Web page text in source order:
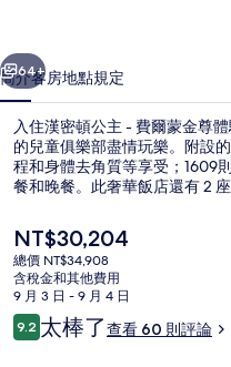
爾
蒙
金
尊
驗
飯
店
的
個 下一個
64+
簡介客房地點規定
入住漢密頓公主 - 費爾蒙金尊
的兒童俱樂部盡情玩樂。附設
程和身體去角質等享受；1609
餐和晚餐。此奢華飯店還有 2
目
前
的
價
格
是
NT$30,204
總價 NT$34,908
含稅金和其他費用
9 月 3 日 - 9 月 4 日
評
論
9.29.2 分，滿分 10 分，
太棒了查看 60 則評論